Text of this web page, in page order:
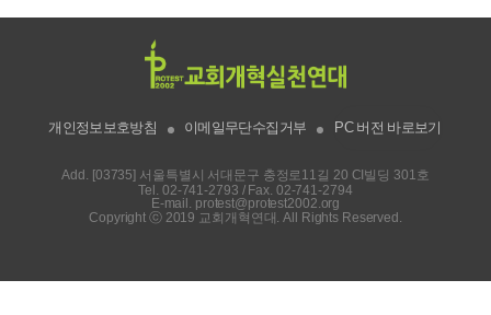
개인정보보호방침 이메일무단수집거부 PC 버전 바로보기
Add. [03735] 서울특별시 서대문구 충정로11길 20 CI빌딩 301호
Tel. 02-741-2793 / Fax. 02-741-2794
E-mail. protest@protest2002.org
Copyright ⓒ 2019 교회개혁연대. All Rights Reserved.